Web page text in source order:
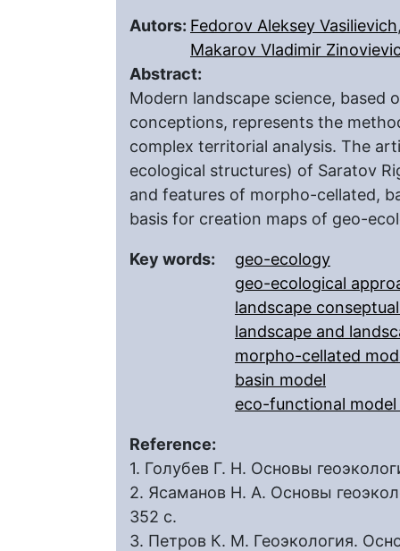
Autors: Fedorov Aleksey Vasilievich
Makarov Vladimir
Abstract:
Modern landscape science, based
conceptions, represents the
complex territorial analysis. The
ecological structures) of Saratov
and features of morpho-cellated,
basis for creation maps of geo-
Key words:
geo-ecology
geo-ecological
landscape
landscape and
morpho-cellated
basin model
eco-functional
Reference:
1. Голубев Г. Н. Основы
2. Ясаманов Н. А. Основы
352 с.
3. Петров К. М. Геоэкология.